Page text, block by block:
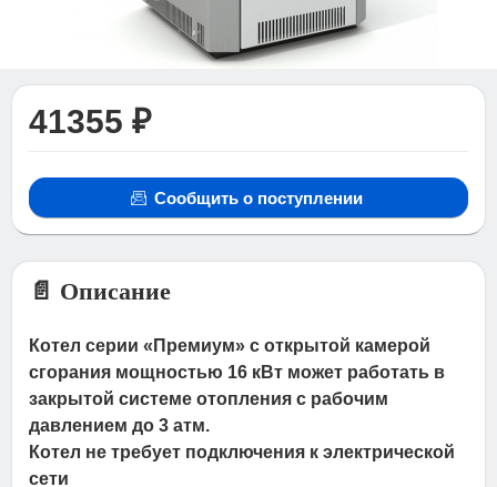
41355 ₽
Сообщить о поступлении
📄 Описание
Котел серии «Премиум» с открытой камерой
сгорания мощностью 16 кВт может работать в
закрытой системе отопления с рабочим
давлением до 3 атм.
Котел не требует подключения к электрической
сети